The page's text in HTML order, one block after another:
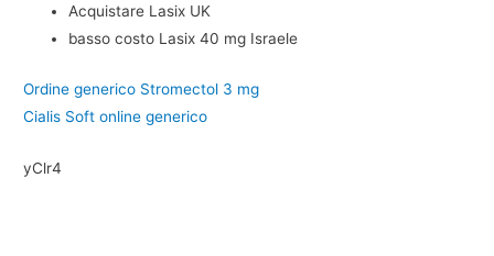
Acquistare Lasix UK
basso costo Lasix 40 mg Israele
Ordine generico Stromectol 3 mg
Cialis Soft online generico
yClr4